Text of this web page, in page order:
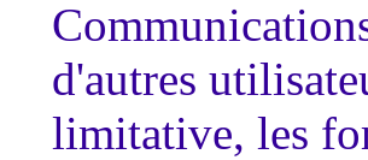
d'autres
limitative, les